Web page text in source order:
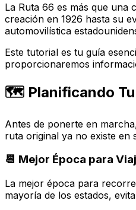
La Ruta 66 es más que una
creación en 1926 hasta su
automovilística
Este tutorial es tu guía
proporcionaremos
🗺️ Planificando Tu
Antes de ponerte en
ruta original ya no existe en
📆 Mejor Época para
La mejor época para
mayoría de los estados,